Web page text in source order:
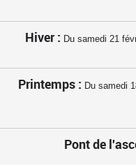
Hiver : Du samedi 21
Printemps : Du samedi
Pont de